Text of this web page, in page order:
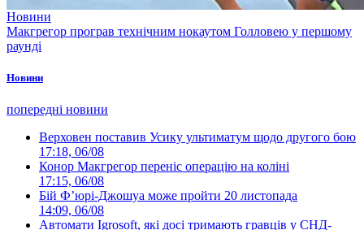
Новини
Макгрегор програв технічним нокаутом Голловею у першому
раунді
Новини
попередні новини
Верховен поставив Усику ультиматум щодо другого бою
17:18, 06/08
Конор Макгрегор переніс операцію на коліні
17:15, 06/08
Бій Ф’юрі-Джошуа може пройти 20 листопада
14:09, 06/08
Автомати Igrosoft, які досі тримають гравців у СНД-